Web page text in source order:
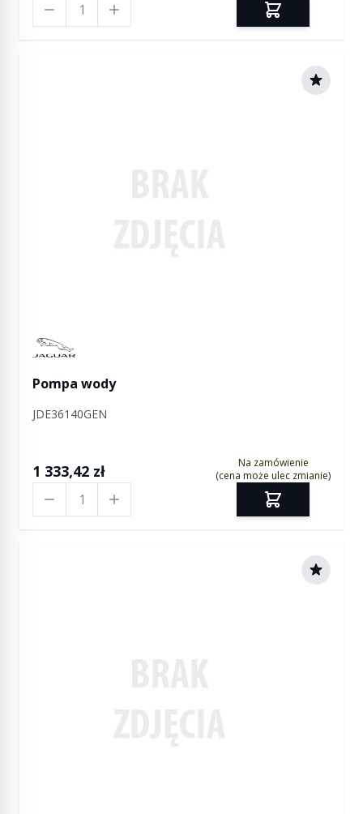
Manufactured by Jaguar
Pompa wody
JDE36140GEN
1 333,42 zł
Na zamówienie
(cena może ulec zmianie)